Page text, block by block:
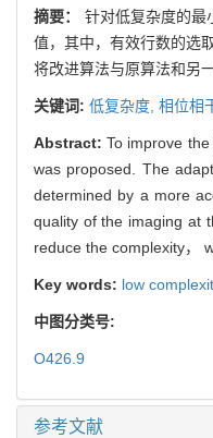
摘要： 针对低复杂度的最
值，其中，有效行数的选
将改进算法与原算法和另
关键词: 低复杂度, 相位相
Abstract:To improve
was proposed. The
determined by a more
quality of the imaging at
reduce the complexity，
Key words: low
中图分类号:
O426.9
参考文献